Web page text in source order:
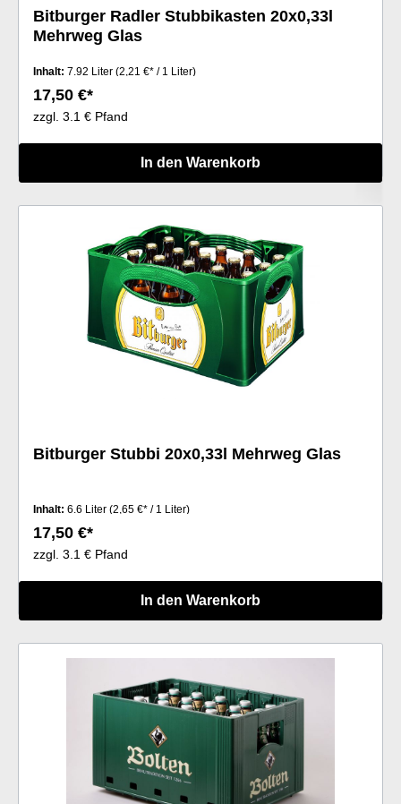
Bitburger Radler Stubbikasten 20x0,33l
Mehrweg Glas
Inhalt: 7.92 Liter (2,21 €* / 1 Liter)
17,50 €*
zzgl. 3.1 € Pfand
In den Warenkorb
Bitburger Stubbi 20x0,33l Mehrweg Glas
Inhalt: 6.6 Liter (2,65 €* / 1 Liter)
17,50 €*
zzgl. 3.1 € Pfand
In den Warenkorb